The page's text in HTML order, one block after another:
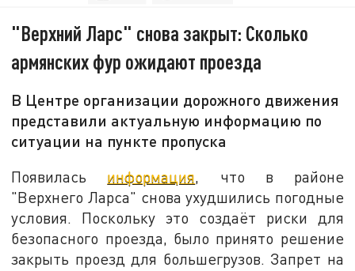
"Верхний Ларс" снова закрыт: Сколько
армянских фур ожидают проезда
В Центре организации дорожного движения
представили актуальную информацию по
ситуации на пункте пропуска
Появилась информация, что в районе
"Верхнего Ларса" снова ухудшились погодные
условия. Поскольку это создаёт риски для
безопасного проезда, было принято решение
закрыть проезд для большегрузов. Запрет на